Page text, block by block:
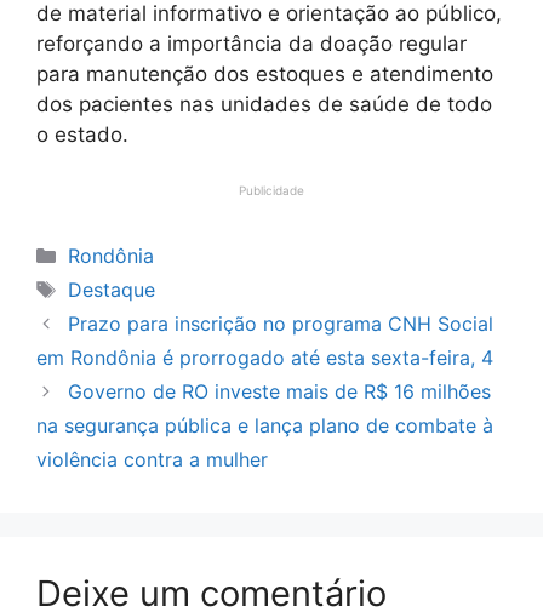
de material informativo e orientação ao público,
reforçando a importância da doação regular
para manutenção dos estoques e atendimento
dos pacientes nas unidades de saúde de todo
o estado.
Publicidade
Categorias
Rondônia
Tags
Destaque
Prazo para inscrição no programa CNH Social
em Rondônia é prorrogado até esta sexta-feira, 4
Governo de RO investe mais de R$ 16 milhões
na segurança pública e lança plano de combate à
violência contra a mulher
Deixe um comentário